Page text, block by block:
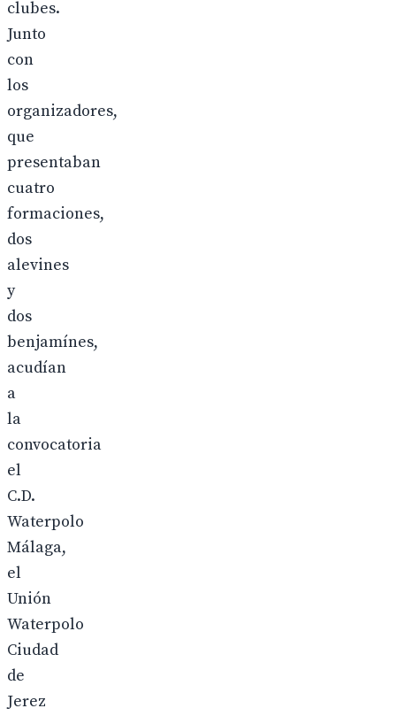
clubes.
Junto
con
los
organizadores,
que
presentaban
cuatro
formaciones,
dos
alevines
y
dos
benjamínes,
acudían
a
la
convocatoria
el
C.D.
Waterpolo
Málaga,
el
Unión
Waterpolo
Ciudad
de
Jerez